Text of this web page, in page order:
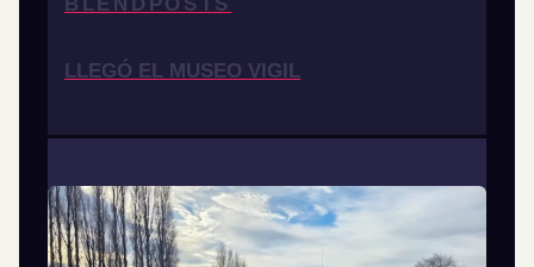
LLEGÓ EL MUSEO VIGIL